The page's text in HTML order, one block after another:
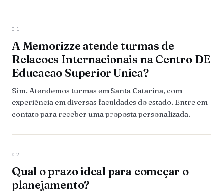
01
A Memorizze atende turmas de
Relacoes Internacionais na Centro DE
Educacao Superior Unica?
Sim. Atendemos turmas em Santa Catarina, com
experiência em diversas faculdades do estado. Entre em
contato para receber uma proposta personalizada.
02
Qual o prazo ideal para começar o
planejamento?